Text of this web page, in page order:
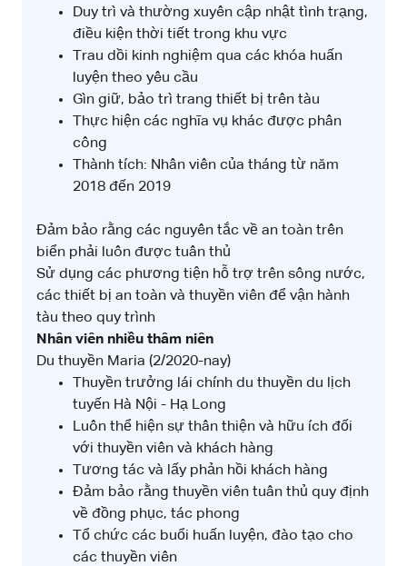
Duy trì và thường xuyên cập nhật tình trạng,
điều kiện thời tiết trong khu vực
Trau dồi kinh nghiệm qua các khóa huấn
luyện theo yêu cầu
Gìn giữ, bảo trì trang thiết bị trên tàu
Thực hiện các nghĩa vụ khác được phân
công
Thành tích: Nhân viên của tháng từ năm
2018 đến 2019
Đảm bảo rằng các nguyên tắc về an toàn trên
biển phải luôn được tuân thủ
Sử dụng các phương tiện hỗ trợ trên sông nước,
các thiết bị an toàn và thuyền viên để vận hành
tàu theo quy trình
Nhân viên nhiều thâm niên
Du thuyền Maria (2/2020-nay)
Thuyền trưởng lái chính du thuyền du lịch
tuyến Hà Nội - Hạ Long
Luôn thể hiện sự thân thiện và hữu ích đối
với thuyền viên và khách hàng
Tương tác và lấy phản hồi khách hàng
Đảm bảo rằng thuyền viên tuân thủ quy định
về đồng phục, tác phong
Tổ chức các buổi huấn luyện, đào tạo cho
các thuyền viên